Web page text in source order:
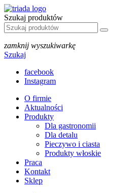
Szukaj produktów
zamknij wyszukiwarkę
Szukaj
facebook
Instagram
O firmie
Aktualności
Produkty
Dla gastronomii
Dla detalu
Pieczywo i ciasta
Produkty włoskie
Praca
Kontakt
Sklep